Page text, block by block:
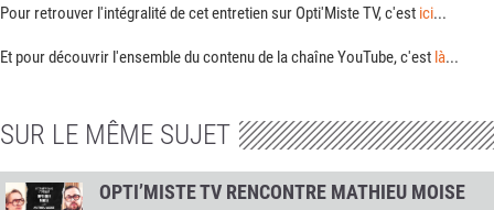
Pour retrouver l'intégralité de cet entretien sur Opti'Miste TV, c'est ici...
Et pour découvrir l'ensemble du contenu de la chaîne YouTube, c'est là...
SUR LE MÊME SUJET
OPTI’MISTE TV RENCONTRE MATHIEU MOISE